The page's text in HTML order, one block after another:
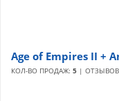
Age of Empires II +
КОЛ-ВО ПРОДАЖ: 5 |